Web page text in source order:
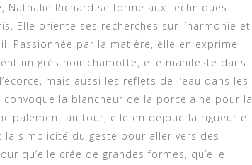
Richard se forme aux techniques
Elle oriente ses recherches sur l’harmonie et
Passionnée par la matière, elle en exprime
un grès noir chamotté, elle manifeste dans
mais aussi les reflets de l’eau dans les
la blancheur de la porcelaine pour la
au tour, elle en déjoue la rigueur et
simplicité du geste pour aller vers des
qu’elle crée de grandes formes, qu’elle